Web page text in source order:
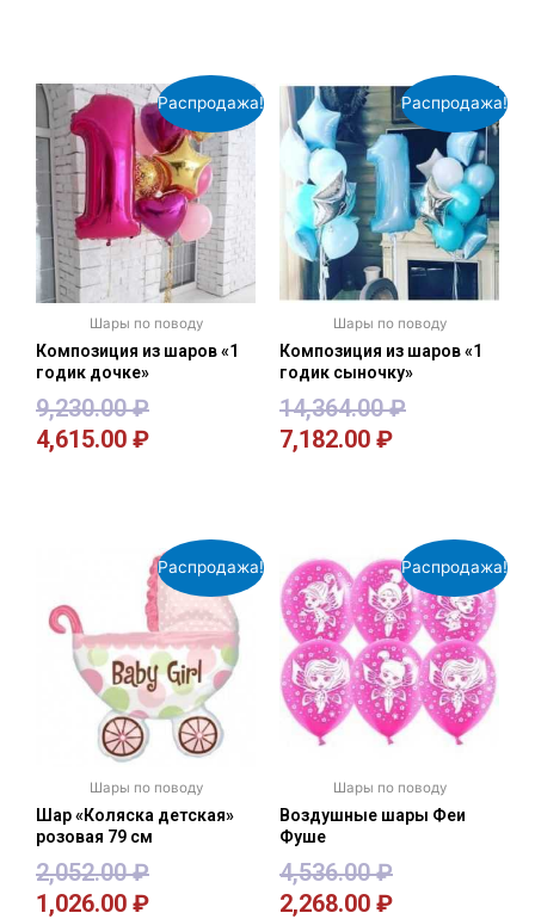
Распродажа!
Шары по поводу
Композиция из шаров «1
годик дочке»
9,230.00₽
4,615.00 ₽
Распродажа!
Шары по поводу
Композиция из шаров «1
годик сыночку»
14,364.00₽
7,182.00 ₽
Распродажа!
Шары по поводу
Шар «Коляска детская»
розовая 79 см
2,052.00₽
1,026.00 ₽
Распродажа!
Шары по поводу
Воздушные шары Феи
Фуше
4,536.00₽
2,268.00 ₽